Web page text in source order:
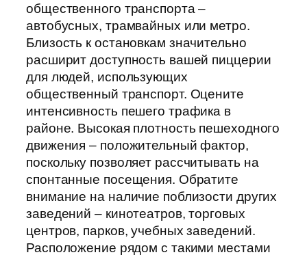
общественного транспорта –
автобусных, трамвайных или метро.
Близость к остановкам значительно
расширит доступность вашей пиццерии
для людей, использующих
общественный транспорт. Оцените
интенсивность пешего трафика в
районе. Высокая плотность пешеходного
движения – положительный фактор,
поскольку позволяет рассчитывать на
спонтанные посещения. Обратите
внимание на наличие поблизости других
заведений – кинотеатров, торговых
центров, парков, учебных заведений.
Расположение рядом с такими местами